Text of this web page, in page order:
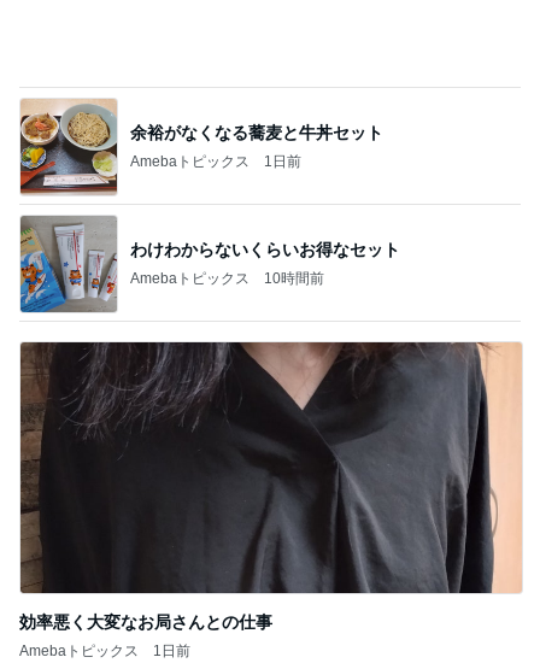
わけわからないくらいお得なセット
Amebaトピックス 10時間前
効率悪く大変なお局さんとの仕事
Amebaトピックス
記事を読む